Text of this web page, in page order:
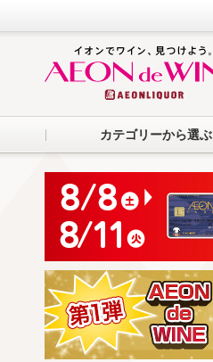
カテゴリーから選ぶ